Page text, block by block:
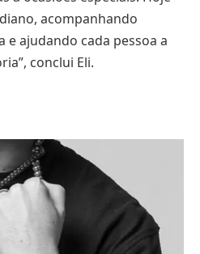
acompanhando
e ajudando cada pessoa a
conclui Eli.